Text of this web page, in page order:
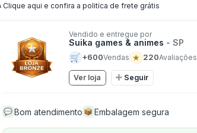
Clique aqui e confira a politíca de frete grátis
Vendido e entregue por
Suika games & animes - SP
🛒 +600Vendas ★ 220Avaliações
Ver loja Seguir
💬 Bom atendimento 📦 Embalagem segura